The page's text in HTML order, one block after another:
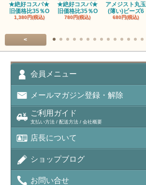
★絶好コスパ★
旧価格比35％O
1,380円(税込)
★絶好コスパ★
旧価格比35％O
780円(税込)
アメジスト丸玉
(薄い)ビーズ6
680円(税込)
<
会員メニュー
メールマガジン登録・解除
ご利用ガイド
支払い方法 / 配送方法 / 会社概要
店長について
ショップブログ
お問い合せ